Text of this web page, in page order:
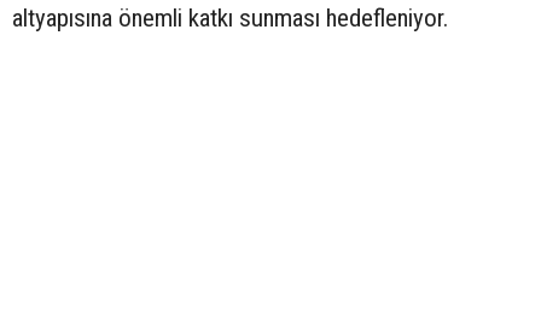
altyapısına önemli katkı sunması hedefleniyor.